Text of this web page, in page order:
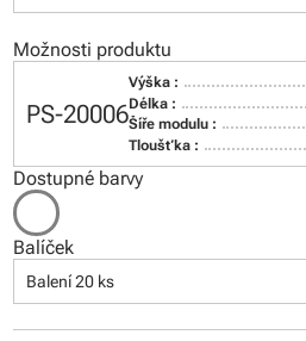
Možnosti produktu
PS-20006
Výška :
Délka :
Šíře modulu :
Tloušťka :
Dostupné barvy
Balíček
Balení 20 ks